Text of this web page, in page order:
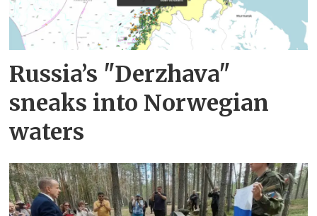
Russia’s "Derzhava"
sneaks into Norwegian
waters